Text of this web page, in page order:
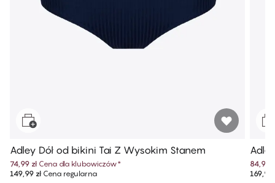
Adley Dół od bikini Tai Z Wysokim Stanem
74,99 zł Cena dla klubowiczów*
149,99 złCena regularna
84,99
169,99